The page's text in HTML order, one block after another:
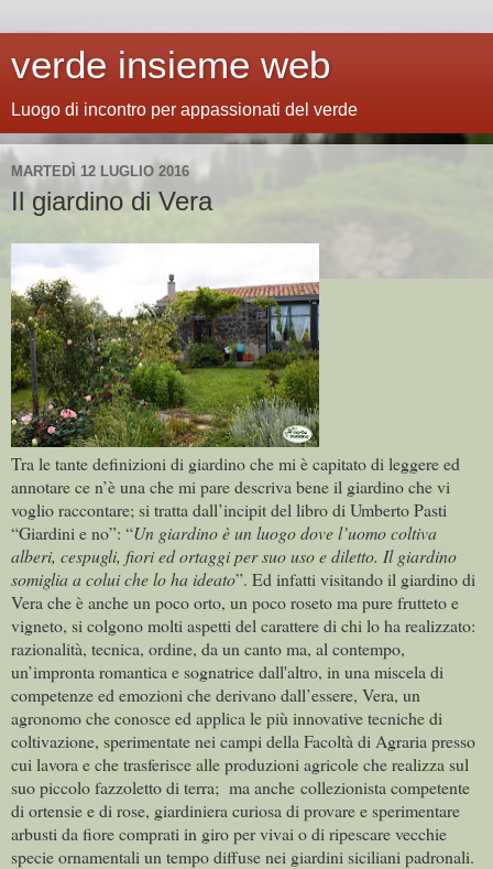
verde insieme web
Luogo di incontro per appassionati del verde
MARTEDÌ 12 LUGLIO 2016
Il giardino di Vera
Tra le tante definizioni di giardino che mi è capitato di leggere ed
annotare ce n’è una che mi pare descriva bene il giardino che vi
voglio raccontare; si tratta dall’incipit del libro di Umberto Pasti
“Giardini e no”: “Un giardino è un luogo dove l’uomo coltiva
alberi, cespugli, fiori ed ortaggi per suo uso e diletto. Il giardino
somiglia a colui che lo ha ideato”. Ed infatti visitando il giardino di
Vera che è anche un poco orto, un poco roseto ma pure frutteto e
vigneto, si colgono molti aspetti del carattere di chi lo ha realizzato:
razionalità, tecnica, ordine, da un canto ma, al contempo,
un’impronta romantica e sognatrice dall'altro, in una miscela di
competenze ed emozioni che derivano dall’essere, Vera, un
agronomo che conosce ed applica le più innovative tecniche di
coltivazione, sperimentate nei campi della Facoltà di Agraria presso
cui lavora e che trasferisce alle produzioni agricole che realizza sul
suo piccolo fazzoletto di terra; ma anche collezionista competente
di ortensie e di rose, giardiniera curiosa di provare e sperimentare
arbusti da fiore comprati in giro per vivai o di ripescare vecchie
specie ornamentali un tempo diffuse nei giardini siciliani padronali.